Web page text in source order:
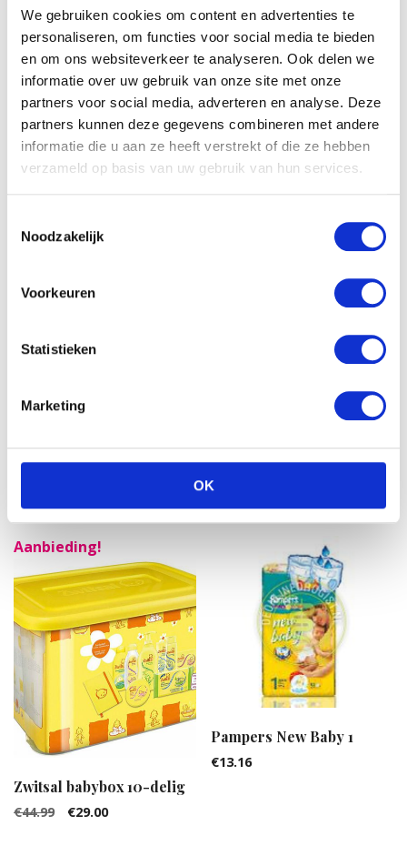
We gebruiken cookies om content en advertenties te
personaliseren, om functies voor social media te bieden
en om ons websiteverkeer te analyseren. Ook delen we
informatie over uw gebruik van onze site met onze
partners voor social media, adverteren en analyse. Deze
partners kunnen deze gegevens combineren met andere
informatie die u aan ze heeft verstrekt of die ze hebben
verzameld op basis van uw gebruik van hun services.
Noodzakelijk
Voorkeuren
Statistieken
Marketing
OK
4+ 24st 48ST
Aanbieding!
Zwitsal babybox 10-delig
€44.99 €29.00
Pampers New Baby 1
€13.16